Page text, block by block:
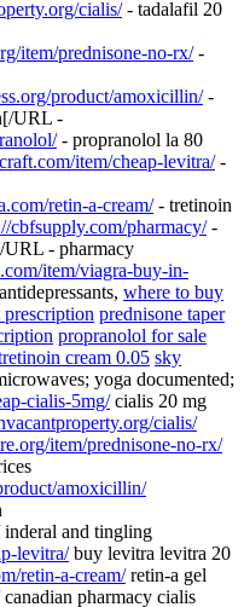
cialis/- tadalafil 20
item/prednisone-no-rx/-
product/amoxicillin/-
URL -
- propranolol la 80
item/cheap-levitra/-
retin-a-cream/- tretinoin
cbfsupply.com/pharmacy/-
URL - pharmacy
item/viagra-buy-in-
where to buy
prednisone taper
propranolol for sale
cream 0.05 sky
yoga documented;
cialis-5mg/cialis 20 mg
cialis/
item/prednisone-no-rx/
amoxicillin/
inderal and tingling
levitra/buy levitra levitra 20
retin-a-cream/retin-a gel
canadian pharmacy cialis